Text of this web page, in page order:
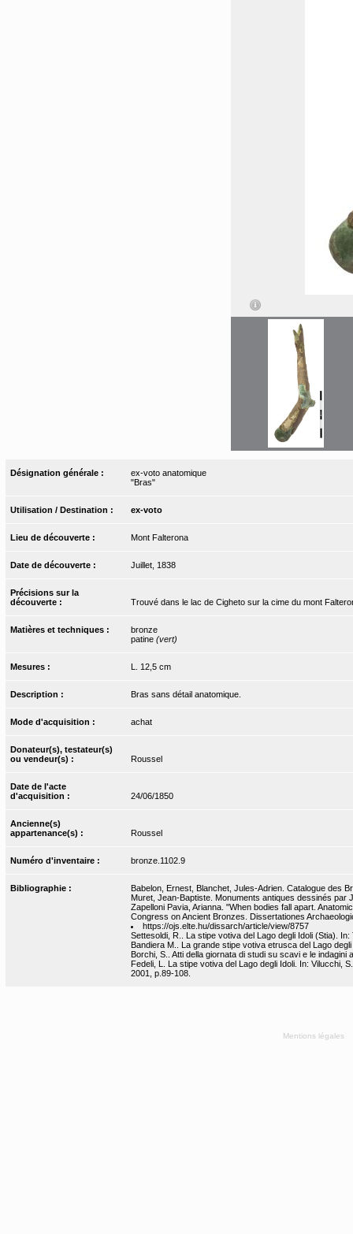
Désignation générale :
ex-voto anatomique
"Bras"
Utilisation / Destination : ex-voto
Lieu de découverte : Mont Falterona
Date de découverte : Juillet, 1838
Précisions sur la
découverte :
Trouvé dans le lac de Cigheto sur la cime du mont
Matières et techniques :
bronze
patine (vert)
Mesures : L. 12,5 cm
Description : Bras sans détail anatomique.
Mode d'acquisition : achat
Donateur(s), testateur(s)
ou vendeur(s) :
Roussel
Date de l'acte
d'acquisition :
24/06/1850
Ancienne(s)
appartenance(s) :
Roussel
Numéro d'inventaire : bronze.1102.9
Bibliographie :
Babelon, Ernest, Blanchet, Jules-Adrien. Catalogue des
Muret, Jean-Baptiste. Monuments antiques dessinés par
Zapelloni Pavia, Arianna. "When bodies fall apart.
Congress on Ancient Bronzes. Dissertationes
https://ojs.elte.hu/dissarch/article/view/8757
Settesoldi, R.. La stipe votiva del Lago degli Idoli (Stia).
Bandiera M.. La grande stipe votiva etrusca del Lago
Borchi, S.. Atti della giornata di studi su scavi e le
Fedeli, L. La stipe votiva del Lago degli Idoli. In: Vilucchi,
2001, p.89-108.
Mentions légales